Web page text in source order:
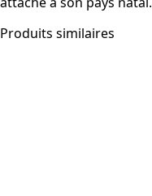
Produits similaires